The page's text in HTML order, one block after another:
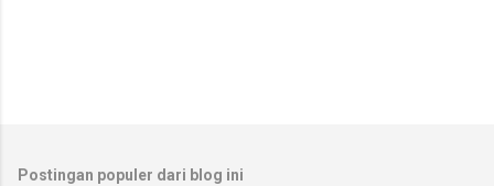
Postingan populer dari blog ini